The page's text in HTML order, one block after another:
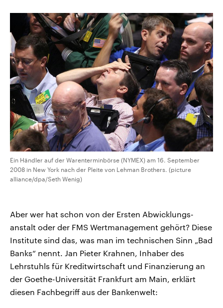
Ein Händler auf der Warenterminbörse (NYMEX) am 16. September
2008 in New York nach der Pleite von Lehman Brothers. (picture
alliance/dpa/Seth Wenig)
Aber wer hat schon von der Ersten Abwicklungs-
anstalt oder der FMS Wertmanagement gehört? Diese
Institute sind das, was man im technischen Sinn „Bad
Banks“ nennt. Jan Pieter Krahnen, Inhaber des
Lehrstuhls für Kreditwirtschaft und Finanzierung an
der Goethe-Universität Frankfurt am Main, erklärt
diesen Fachbegriff aus der Bankenwelt: